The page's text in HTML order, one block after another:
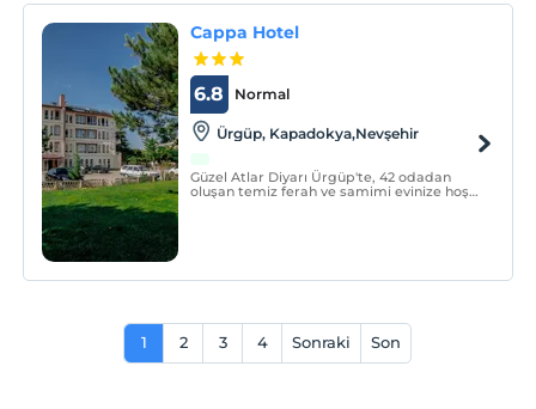
Cappa Hotel
Normal
6.8
Ürgüp, Kapadokya,Nevşehir
Güzel Atlar Diyarı Ürgüp'te, 42 odadan
oluşan temiz ferah ve samimi evinize hoş
1 2 3 4 Sonraki Son